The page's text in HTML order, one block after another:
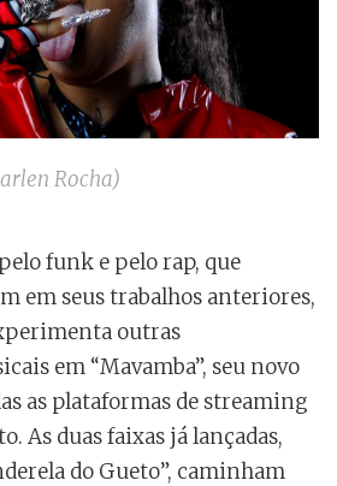
Rocha)
funk e pelo rap, que
em seus trabalhos anteriores,
outras
em “Mavamba”, seu novo
as plataformas de streaming
As duas faixas já lançadas,
do Gueto”, caminham